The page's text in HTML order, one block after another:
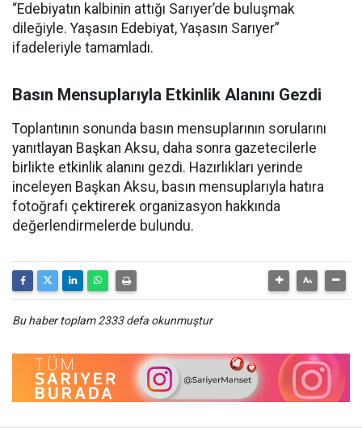
“Edebiyatın kalbinin attığı Sarıyer’de buluşmak
dileğiyle. Yaşasın Edebiyat, Yaşasın Sarıyer”
ifadeleriyle tamamladı.
Basın Mensuplarıyla Etkinlik Alanını Gezdi
Toplantının sonunda basın mensuplarının sorularını
yanıtlayan Başkan Aksu, daha sonra gazetecilerle
birlikte etkinlik alanını gezdi. Hazırlıkları yerinde
inceleyen Başkan Aksu, basın mensuplarıyla hatıra
fotoğrafı çektirerek organizasyon hakkında
değerlendirmelerde bulundu.
Bu haber toplam 2333 defa okunmuştur